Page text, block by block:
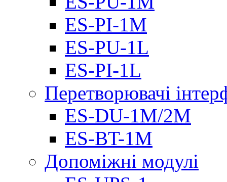
ES-PI-1M
ES-PU-1L
ES-PI-1L
Перетворювачі
ES-DU-1M/2M
ES-BT-1M
Допоміжні модулі